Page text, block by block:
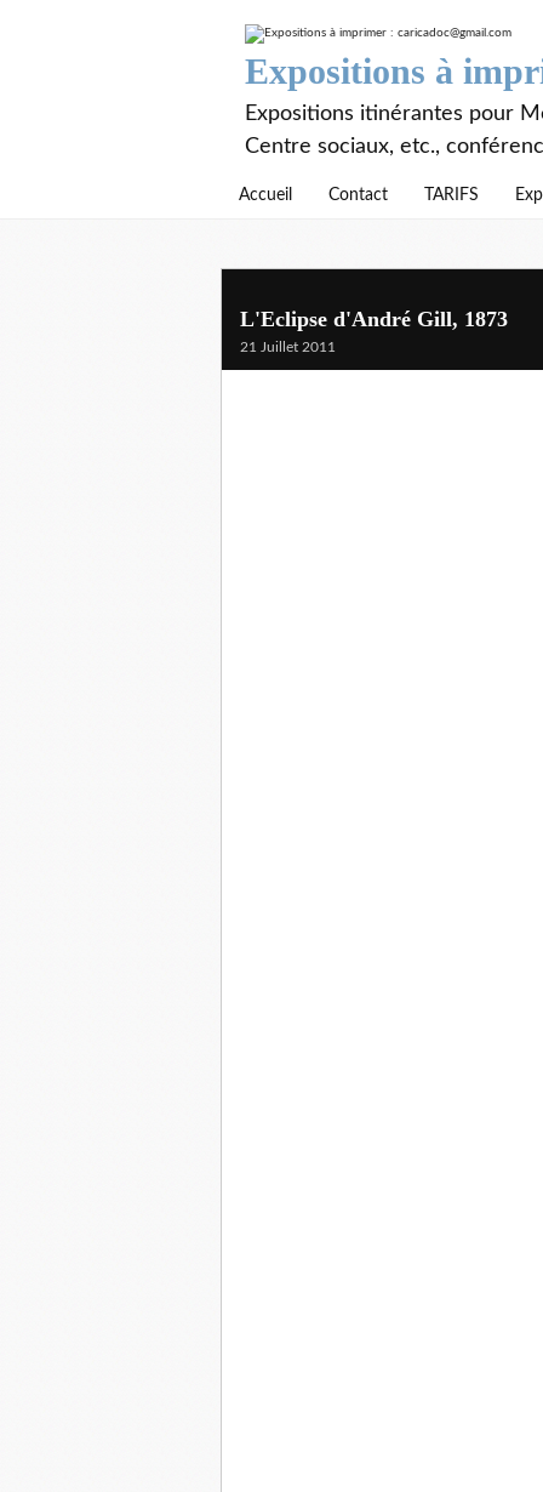
Expositions à
Expositions itinérantes pour
Centre sociaux, etc.,
Accueil Contact TARIFS
L'Eclipse d'André Gill, 1873
21 Juillet 2011